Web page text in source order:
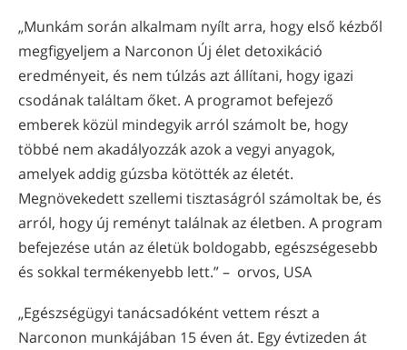
„Munkám során alkalmam nyílt arra, hogy első kézből
megfigyeljem a Narconon Új élet detoxikáció
eredményeit, és nem túlzás azt állítani, hogy igazi
csodának találtam őket. A programot befejező
emberek közül mindegyik arról számolt be, hogy
többé nem akadályozzák azok a vegyi anyagok,
amelyek addig gúzsba kötötték az életét.
Megnövekedett szellemi tisztaságról számoltak be, és
arról, hogy új reményt találnak az életben. A program
befejezése után az életük boldogabb, egészségesebb
és sokkal termékenyebb lett.” – orvos, USA
„Egészségügyi tanácsadóként vettem részt a
Narconon munkájában 15 éven át. Egy évtizeden át